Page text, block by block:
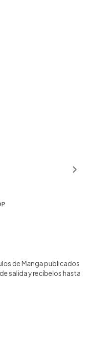
de Manga publicados
salida y recíbelos hasta